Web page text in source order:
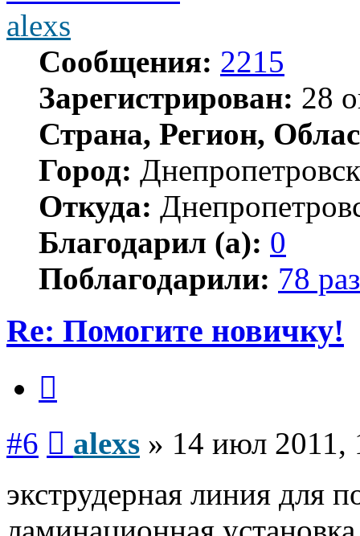
alexs
Сообщения: 2215
Зарегистрирован: 28
Страна, Регион,
Город: Днепропетровск
Откуда:
Благодарил (а): 0
Поблагодарили: 78 раз
Re: Помогите новичку!
#6 alexs » 14 июл 2011,
экструдерная линия для